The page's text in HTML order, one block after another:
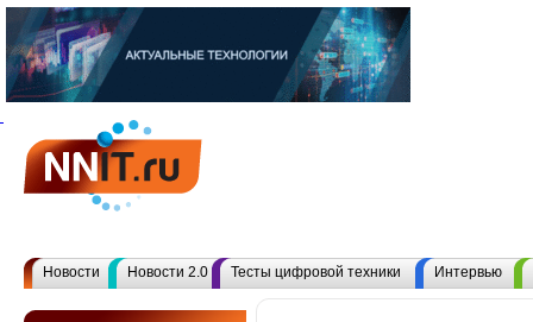
Новости Новости 2.0 Тесты цифровой техники Интервью